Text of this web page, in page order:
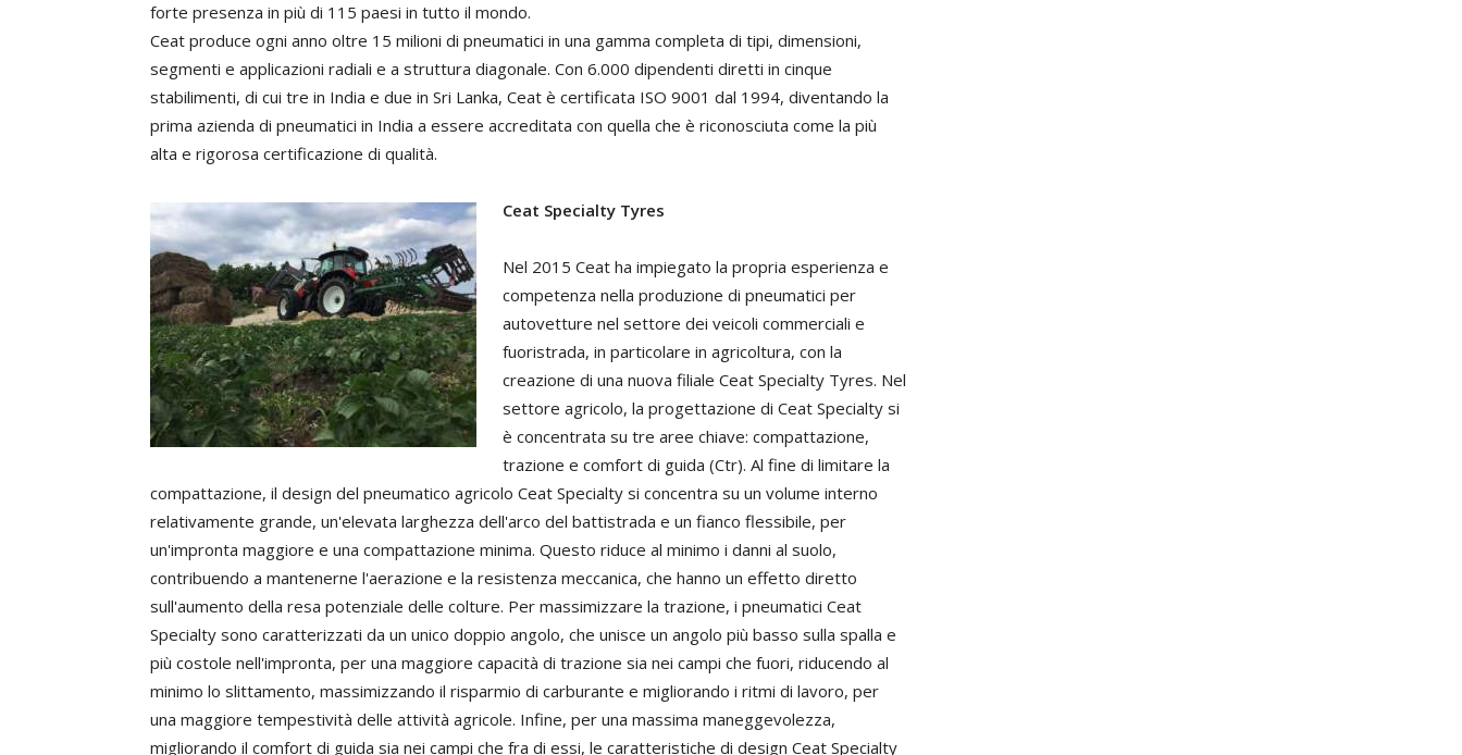
forte presenza in più di 115 paesi in tutto il mondo.
Ceat produce ogni anno oltre 15 milioni di pneumatici in una gamma completa di tipi, dimensioni,
segmenti e applicazioni radiali e a struttura diagonale. Con 6.000 dipendenti diretti in cinque
stabilimenti, di cui tre in India e due in Sri Lanka, Ceat è certificata ISO 9001 dal 1994, diventando la
prima azienda di pneumatici in India a essere accreditata con quella che è riconosciuta come la più
alta e rigorosa certificazione di qualità.
Ceat Specialty Tyres
Nel 2015 Ceat ha impiegato la propria esperienza e
competenza nella produzione di pneumatici per
autovetture nel settore dei veicoli commerciali e
fuoristrada, in particolare in agricoltura, con la
creazione di una nuova filiale Ceat Specialty Tyres. Nel
settore agricolo, la progettazione di Ceat Specialty si
è concentrata su tre aree chiave: compattazione,
trazione e comfort di guida (Ctr). Al fine di limitare la
compattazione, il design del pneumatico agricolo Ceat Specialty si concentra su un volume interno
relativamente grande, un'elevata larghezza dell'arco del battistrada e un fianco flessibile, per
un'impronta maggiore e una compattazione minima. Questo riduce al minimo i danni al suolo,
contribuendo a mantenerne l'aerazione e la resistenza meccanica, che hanno un effetto diretto
sull'aumento della resa potenziale delle colture. Per massimizzare la trazione, i pneumatici Ceat
Specialty sono caratterizzati da un unico doppio angolo, che unisce un angolo più basso sulla spalla e
più costole nell'impronta, per una maggiore capacità di trazione sia nei campi che fuori, riducendo al
minimo lo slittamento, massimizzando il risparmio di carburante e migliorando i ritmi di lavoro, per
una maggiore tempestività delle attività agricole. Infine, per una massima maneggevolezza,
migliorando il comfort di guida sia nei campi che fra di essi, le caratteristiche di design Ceat Specialty